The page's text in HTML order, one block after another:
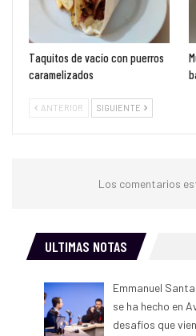
Taquitos de vacío con puerros
caramelizados
ANTERIOR SIGUIENTE
Los comentarios
ULTIMAS NOTAS
Emmanuel
se ha hecho en
desafíos que